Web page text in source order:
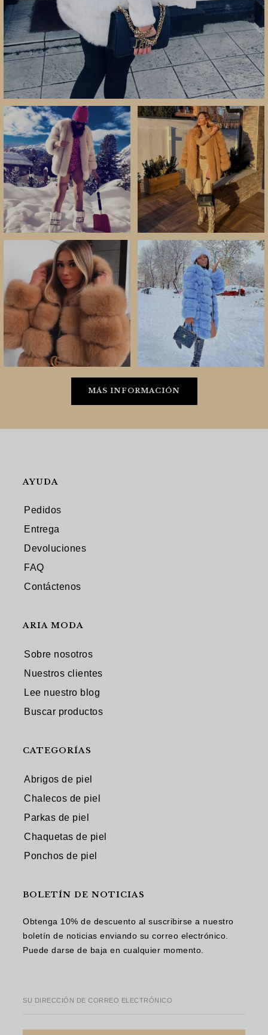
MÁS INFORMACIÓN
AYUDA
Pedidos
Entrega
Devoluciones
FAQ
Contáctenos
ARIA MODA
Sobre nosotros
Nuestros clientes
Lee nuestro blog
Buscar productos
CATEGORÍAS
Abrigos de piel
Chalecos de piel
Parkas de piel
Chaquetas de piel
Ponchos de piel
BOLETÍN DE NOTICIAS
Obtenga 10% de descuento al suscribirse a nuestro
boletín de noticias enviando su correo electrónico.
Puede darse de baja en cualquier momento.
SU DIRECCIÓN DE CORREO ELECTRÓNICO